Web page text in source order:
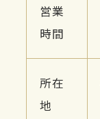
営業
時間
所在
地